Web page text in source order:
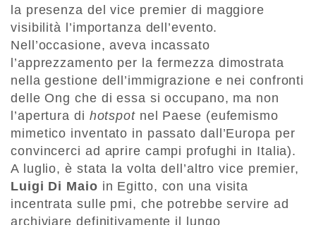
la presenza del vice premier di maggiore
visibilità l’importanza dell’evento.
Nell’occasione, aveva incassato
l’apprezzamento per la fermezza dimostrata
nella gestione dell’immigrazione e nei confronti
delle Ong che di essa si occupano, ma non
l’apertura di hotspotnel Paese (eufemismo
mimetico inventato in passato dall’Europa per
convincerci ad aprire campi profughi in Italia).
A luglio, è stata la volta dell’altro vice premier,
Luigi Di Maio in Egitto, con una visita
incentrata sulle pmi, che potrebbe servire ad
archiviare definitivamente il lungo